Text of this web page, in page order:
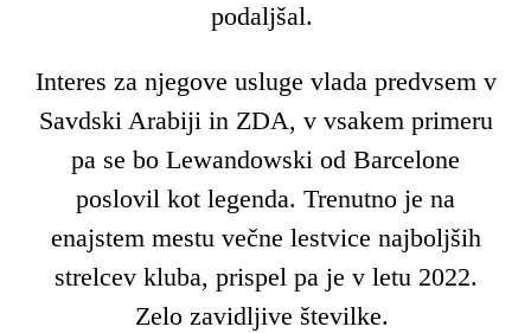
podaljšal.
Interes za njegove usluge vlada predvsem v
Savdski Arabiji in ZDA, v vsakem primeru
pa se bo Lewandowski od Barcelone
poslovil kot legenda. Trenutno je na
enajstem mestu večne lestvice najboljših
strelcev kluba, prispel pa je v letu 2022.
Zelo zavidljive številke.